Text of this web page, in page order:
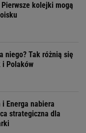
kolejki mogą
niego? Tak różnią się
i Polaków
i Energa nabiera
strategiczna dla